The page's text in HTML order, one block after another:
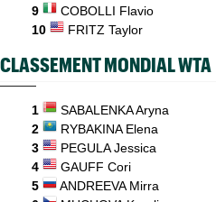
9
COBOLLI Flavio
10
FRITZ Taylor
CLASSEMENT MONDIAL WTA
1 SABALENKA Aryna
2
RYBAKINA Elena
3
PEGULA Jessica
4
GAUFF Cori
5
ANDREEVA Mirra